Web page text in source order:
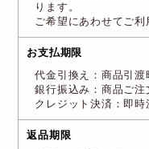
ります。
ご希望にあわせてご利
お支払期限
代金引換え：商品引渡
銀行振込み：商品ご注
クレジット決済：即時
返品期限